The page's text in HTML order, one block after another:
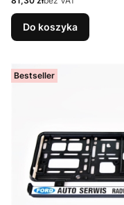
Do koszyka
Bestseller